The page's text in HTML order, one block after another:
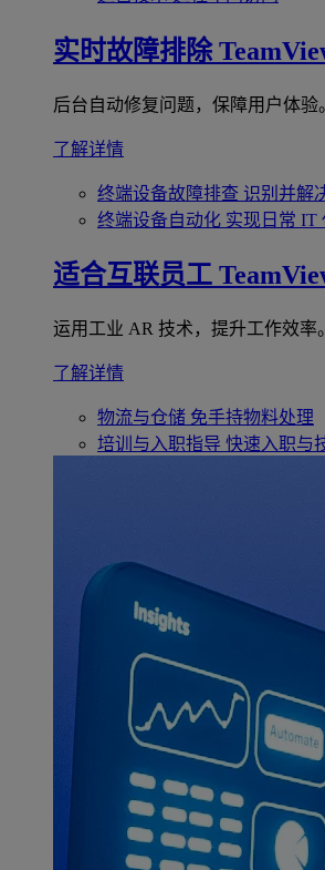
实时故障排除
后台自动修复问题，保障用户体验
了解详情
终端设备故障排查 识别并解
终端设备自动化 实现日常 IT
适合互联员工
运用工业 AR 技术，提升工作效率。
了解详情
物流与仓储 免手持物料处理
培训与入职指导 快速入职与